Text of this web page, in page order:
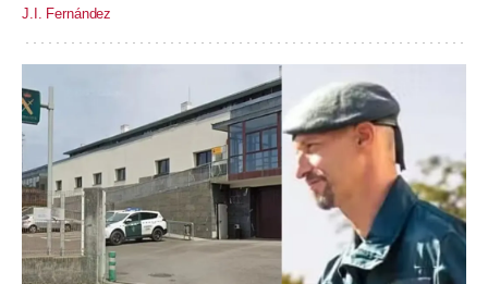
J.I. Fernández